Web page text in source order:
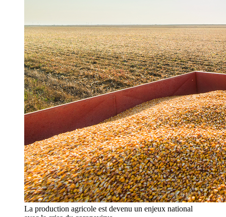
La production agricole est devenu un enjeux national